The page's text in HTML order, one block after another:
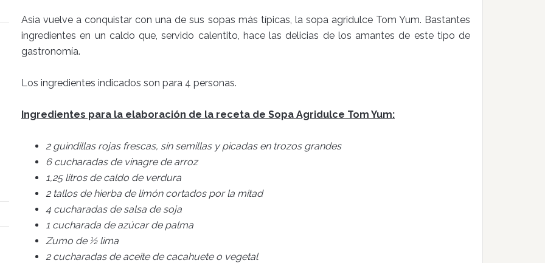
Asia vuelve a conquistar con una de sus sopas más típicas, la sopa agridulce Tom Yum. Bastantes
ingredientes en un caldo que, servido calentito, hace las delicias de los amantes de este tipo de
gastronomía.
Los ingredientes indicados son para 4 personas.
Ingredientes para la elaboración de la receta de Sopa Agridulce Tom Yum:
2 guindillas rojas frescas, sin semillas y picadas en trozos grandes
6 cucharadas de vinagre de arroz
1,25 litros de caldo de verdura
2 tallos de hierba de limón cortados por la mitad
4 cucharadas de salsa de soja
1 cucharada de azúcar de palma
Zumo de ½ lima
2 cucharadas de aceite de cacahuete o vegetal